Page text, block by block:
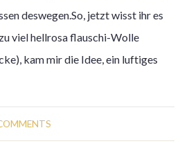
deswegen.So, jetzt wisst ihr es
viel hellrosa flauschi-Wolle
kam mir die Idee, ein luftiges